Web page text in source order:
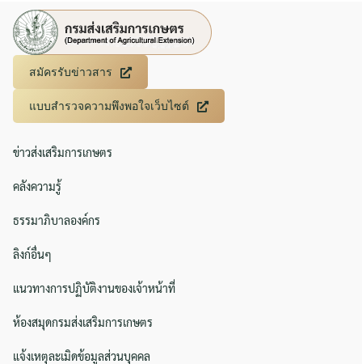
สมัครรับข่าวสาร
แบบสำรวจความพึงพอใจเว็บไซต์
ข่าวส่งเสริมการเกษตร
คลังความรู้
ธรรมาภิบาลองค์กร
ลิงก์อื่นๆ
แนวทางการปฏิบัติงานของเจ้าหน้าที่
ห้องสมุดกรมส่งเสริมการเกษตร
แจ้งเหตุละเมิดข้อมูลส่วนบุคคล